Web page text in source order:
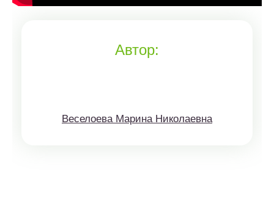
Автор:
Веселоева Марина Николаевна